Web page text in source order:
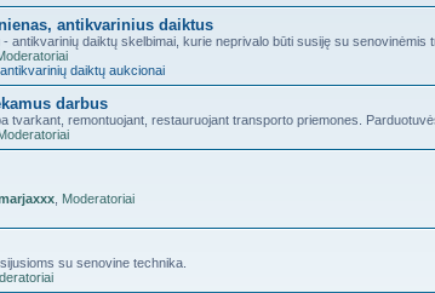
antikvarinius daiktus
antikvarinių daiktų skelbimai, kurie neprivalo būti susiję su senovinėmis
daiktų aukcionai
darbus
tvarkant, remontuojant, restauruojant transporto priemones.
Moderatoriai
su senovine technika.